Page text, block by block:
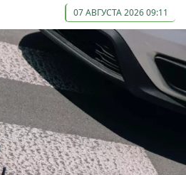
07 АВГУСТА 2026 09:11